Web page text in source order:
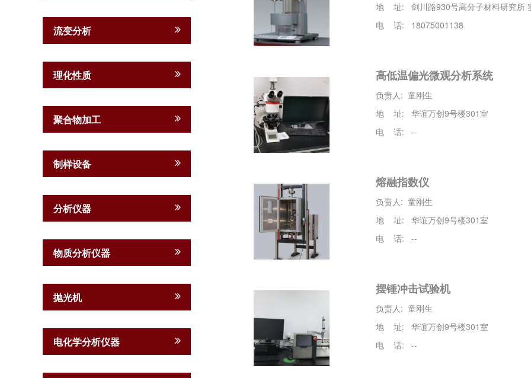
流变分析
理化性质
聚合物加工
制样设备
分析仪器
物质分析仪器
抛光机
电化学分析仪器
地 址: 剑川路930号高分子材料研究所
电 话: 18075001138
高低温偏光微观分析系统
负责人: 童刚生
地 址: 华谊万创9号楼301室
电 话: --
熔融指数仪
负责人: 童刚生
地 址: 华谊万创9号楼301室
电 话: --
摆锤冲击试验机
负责人: 童刚生
地 址: 华谊万创9号楼301室
电 话: --